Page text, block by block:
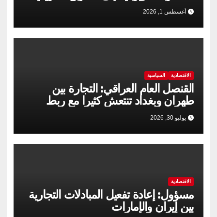
أغسطس 1, 2026
الاقتصادية السياسية
القنصل العام العراقي: التجارة بين
طهران وبغداد تنتعش كثيرا مع ربط
السكك الحديدية
يوليو 30, 2026
الاقتصادية
مسؤول: إعادة تفعيل المبادلات التجارية
بين إيران والإمارات